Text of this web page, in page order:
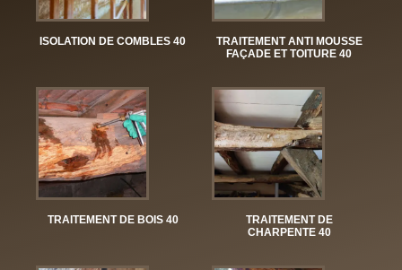
ISOLATION DE COMBLES 40
TRAITEMENT ANTI MOUSSE
FAÇADE ET TOITURE 40
TRAITEMENT DE BOIS 40
TRAITEMENT DE
CHARPENTE 40